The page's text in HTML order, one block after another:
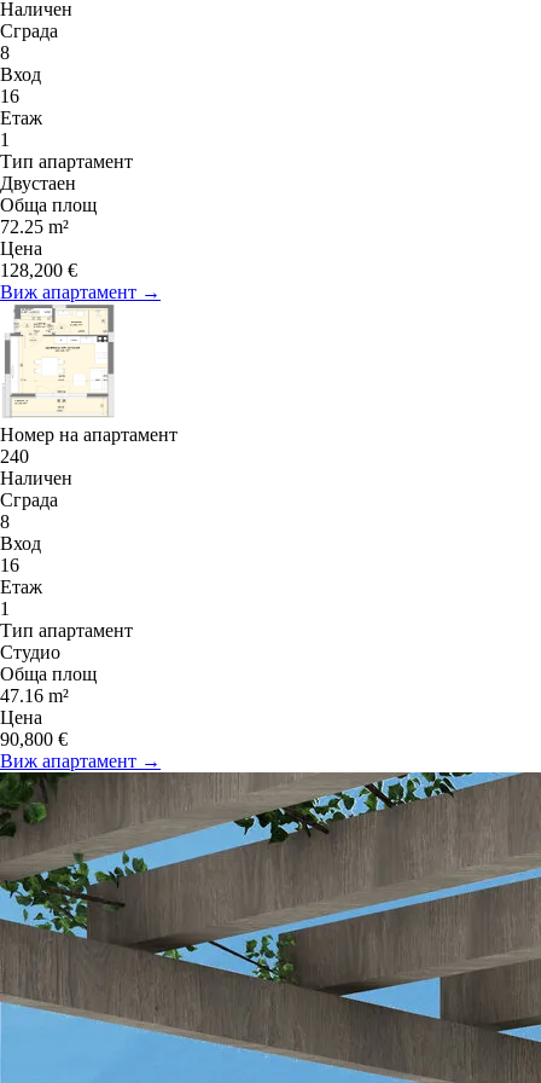
Наличен
Сграда
8
Вход
16
Етаж
1
Тип апартамент
Двустаен
Обща площ
72.25 m²
Цена
128,200 €
Виж апартамент →
Номер на апартамент
240
Наличен
Сграда
8
Вход
16
Етаж
1
Тип апартамент
Студио
Обща площ
47.16 m²
Цена
90,800 €
Виж апартамент →